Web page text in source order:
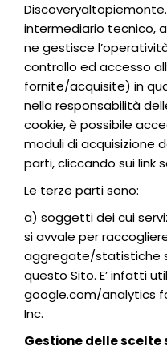
intermediario tecnico,
ne gestisce
controllo ed accesso
fornite/acquisite) in
nella responsabilità
cookie, è possibile
moduli di acquisizione
parti, cliccando sui link
Le terze parti sono:
a) soggetti dei cui
si avvale per
aggregate/statistiche
questo Sito. E’ infatti
google.com/analytics
Inc.
Gestione delle scelte